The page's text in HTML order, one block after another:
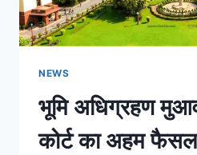
NEWS
भूमि अधिग्रहण
कोर्ट का अहम